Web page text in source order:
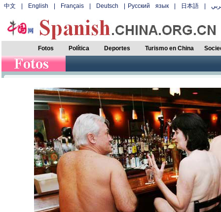
中文 English Français Deutsch Русский язык 日本語
Fotos Política Deportes Turismo en China